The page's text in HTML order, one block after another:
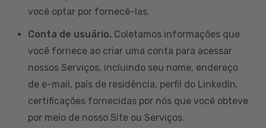
você optar por fornecê-las.
Conta de usuário. Coletamos informações que
você fornece ao criar uma conta para acessar
nossos Serviços, incluindo seu nome, endereço
de e-mail, país de residência, perfil do LinkedIn,
certificações fornecidas por nós que você obteve
por meio de nosso Site ou Serviços.